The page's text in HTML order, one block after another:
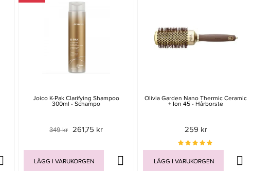
Joico K-Pak Clarifying Shampoo
300ml - Schampo
349 kr 261,75 kr
LÄGG I VARUKORGEN
Olivia Garden Nano Thermic Ceramic
+ Ion 45 - Hårborste
259 kr
LÄGG I VARUKORGEN